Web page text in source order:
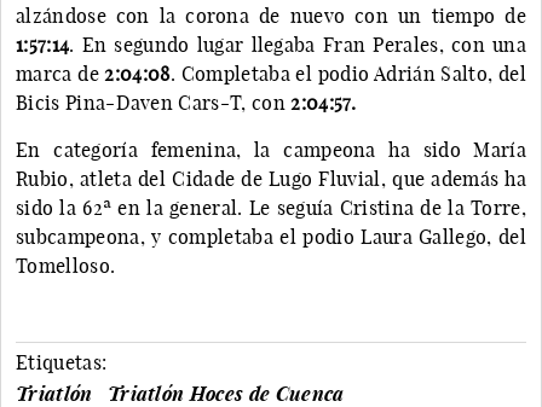
alzándose con la corona de nuevo con un tiempo de
1:57:14. En segundo lugar llegaba Fran Perales, con una
marca de2:04:08. Completaba el podio Adrián Salto, del
Bicis Pina-Daven Cars-T, con2:04:57.
En categoría femenina, la campeona ha sido María
Rubio, atleta del Cidade de Lugo Fluvial, que además ha
sido la 62ª en la general. Le seguía Cristina de la Torre,
subcampeona, y completaba el podio Laura Gallego, del
Tomelloso.
Etiquetas:
Triatlón
Triatlón Hoces de Cuenca